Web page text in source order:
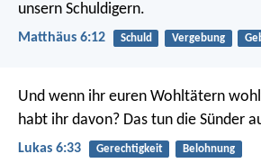
unsern Schuldigern.
Matthäus 6:12 Schuld Vergebung
Und wenn ihr euren Wohltätern
habt ihr davon? Das tun die Sünder
Lukas 6:33 Gerechtigkeit Belohnung